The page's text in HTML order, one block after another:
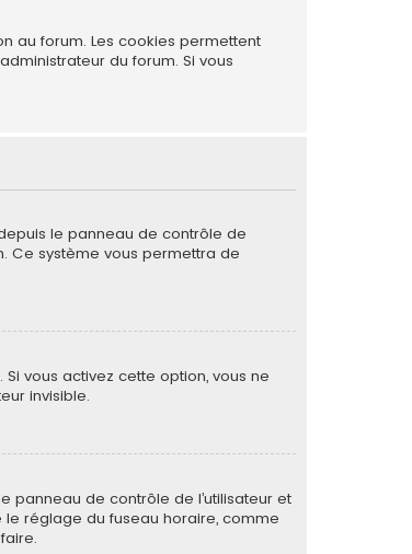
au forum. Les cookies permettent
du forum. Si vous
le panneau de contrôle de
Ce système vous permettra de
Si vous activez cette option, vous ne
invisible.
panneau de contrôle de l’utilisateur et
le réglage du fuseau horaire, comme